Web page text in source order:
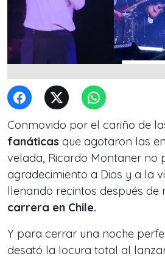
Conmovido por el cariño de
fanáticas que agotaron las
velada, Ricardo Montaner no
agradecimiento a Dios y a la
llenando recintos después de
carrera en Chile.
Y para cerrar una noche
desató la locura total al